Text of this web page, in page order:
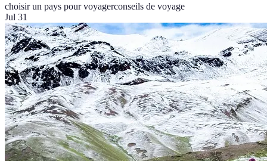
choisir un pays pour voyagerconseils de voyage
Jul 31